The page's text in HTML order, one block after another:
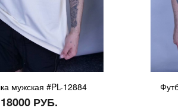
мужская #PL-12884
18000 РУБ.